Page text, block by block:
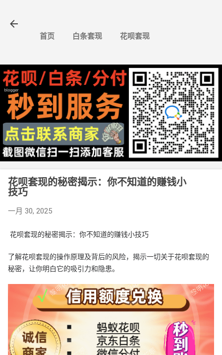
首页 白条套现 花呗套现
花呗套现的秘密揭示：你不知道的赚钱小
技巧
一月 30, 2025
花呗套现的秘密揭示：你不知道的赚钱小技巧
了解花呗套现的操作原理及背后的风险，揭示一切关于花呗套现的
秘密，让你明白它的吸引力和隐患。